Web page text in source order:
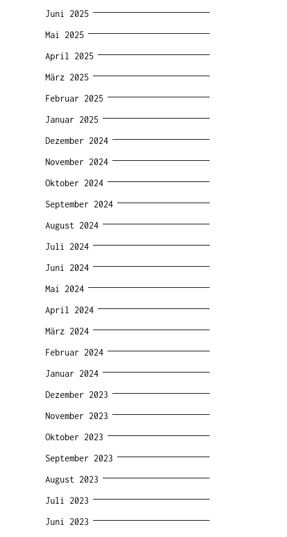
Juni 2025
Mai 2025
April 2025
März 2025
Februar 2025
Januar 2025
Dezember 2024
November 2024
Oktober 2024
September 2024
August 2024
Juli 2024
Juni 2024
Mai 2024
April 2024
März 2024
Februar 2024
Januar 2024
Dezember 2023
November 2023
Oktober 2023
September 2023
August 2023
Juli 2023
Juni 2023